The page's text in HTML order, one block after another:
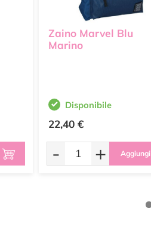
Zaino Marvel Blu
Marino
Disponibile
22,40 €
- + Aggiungi